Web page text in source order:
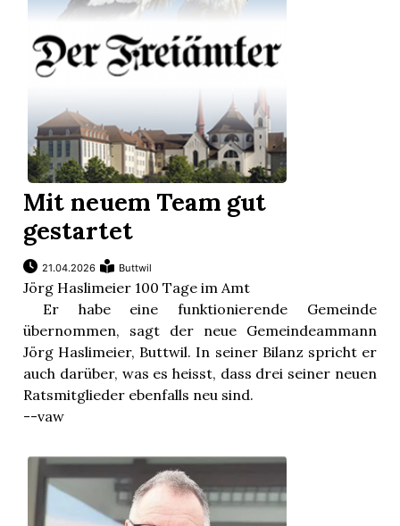
Mit neuem Team gut
gestartet
21.04.2026 Buttwil
Jörg Haslimeier 100 Tage im Amt
Er habe eine funktionierende Gemeinde
übernommen, sagt der neue Gemeindeammann
Jörg Haslimeier, Buttwil. In seiner Bilanz spricht er
auch darüber, was es heisst, dass drei seiner neuen
Ratsmitglieder ebenfalls neu sind.
--vaw
Der Buttwiler ...